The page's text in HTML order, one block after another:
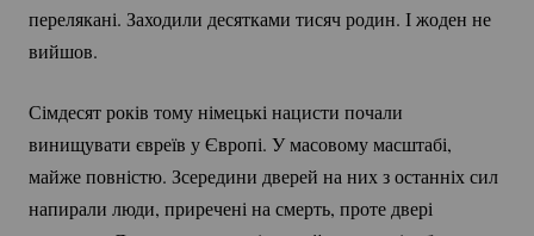
перелякані. Заходили десятками тисяч родин. І жоден не
вийшов.
Сімдесят років тому німецькі нацисти почали
винищувати євреїв у Європі. У масовому масштабі,
майже повністю. Зсередини дверей на них з останніх сил
напирали люди, приречені на смерть, проте двері